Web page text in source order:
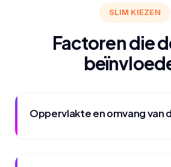
SLIM KIEZEN
Factoren die
Oppervlakte en omvang van